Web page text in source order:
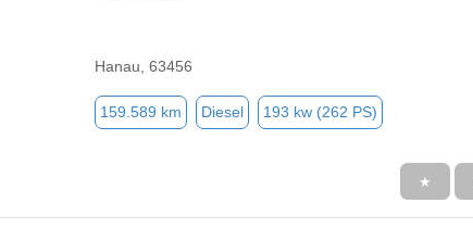
Hanau, 63456
159.589 km Diesel 193 kw (262 PS)
★